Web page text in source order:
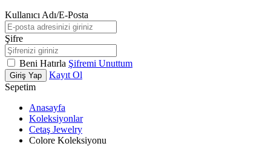
Kullanıcı Adı/E-Posta
Şifre
Beni Hatırla Şifremi Unuttum
Giriş Yap
Kayıt Ol
Sepetim
Anasayfa
Koleksiyonlar
Cetaş Jewelry
Colore Koleksiyonu